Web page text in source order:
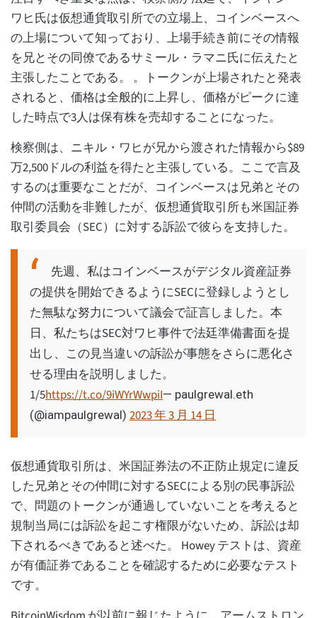
ワヒ氏は仮想通貨取引所での立場上、コインベースへ
の上場について知っており、上場手続き前にその情報
を兄とその同僚であるサミール・ラマニ氏に伝えたと
主張したことである。 。トークンが上場されたと発表
されると、価格は全般的に上昇し、価格がピークに達
した時点で3人は保有株を売却することになった。
検察側は、ニキル・ワヒが兄から渡された情報から$89
万2,500ドルの利益を得たと主張している。ここで言及
するのは重要なことだが、コインベースは兄弟とその
仲間の活動を非難したが、仮想通貨取引所も米国証券
取引委員会（SEC）に対する訴訟で彼らを支持した。
先週、私はコインベースがデジタル資産証券
の提供を開始できるようにSECに登録しようとし
た無駄な努力について議会で証言しました。本
日、私たちはSEC対ワヒ事件で法廷準備書面を提
出し、この見当違いの訴訟が事態をさらに悪化さ
せる理由を説明しました。
1/5https://t.co/9iWYrWwpiI— paulgrewal.eth
(@iampaulgrewal) 2023 年 3 月 14 日
仮想通貨取引所は、米国証券法の不正防止規定に違反
した兄弟とその仲間に対するSECによる別の民事訴訟
で、問題のトークンが通過していないことを考えると
規制当局には訴訟を起こす権限がないため、訴訟は却
下されるべきであると述べた。 Howey テストは、資産
が有価証券であることを確認するために必要なテスト
です。